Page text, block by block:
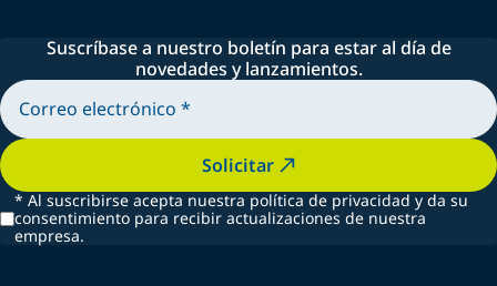
Suscríbase a nuestro boletín para estar al día de
novedades y lanzamientos.
Solicitar
* Al suscribirse acepta nuestra política de privacidad y da su
consentimiento para recibir actualizaciones de nuestra
empresa.